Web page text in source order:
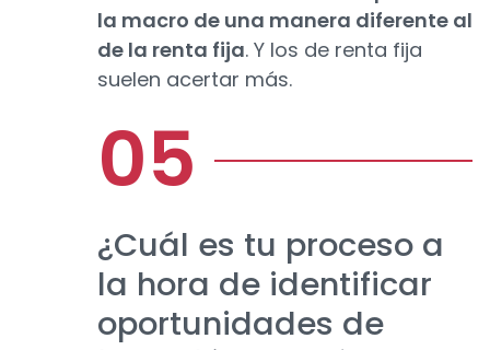
la macro de una manera diferente al
de la renta fija. Y los de renta fija
suelen acertar más.
¿Cuál es tu proceso a
la hora de identificar
oportunidades de